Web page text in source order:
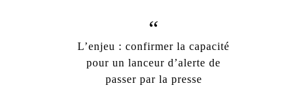
L’enjeu : confirmer la capacité
pour un lanceur d’alerte de
passer par la presse